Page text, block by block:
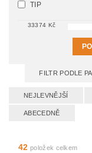
TIP
33374 Kč
FILTR PODLE
NEJLEVNĚJŠÍ
ABECEDNĚ
42 položek celkem